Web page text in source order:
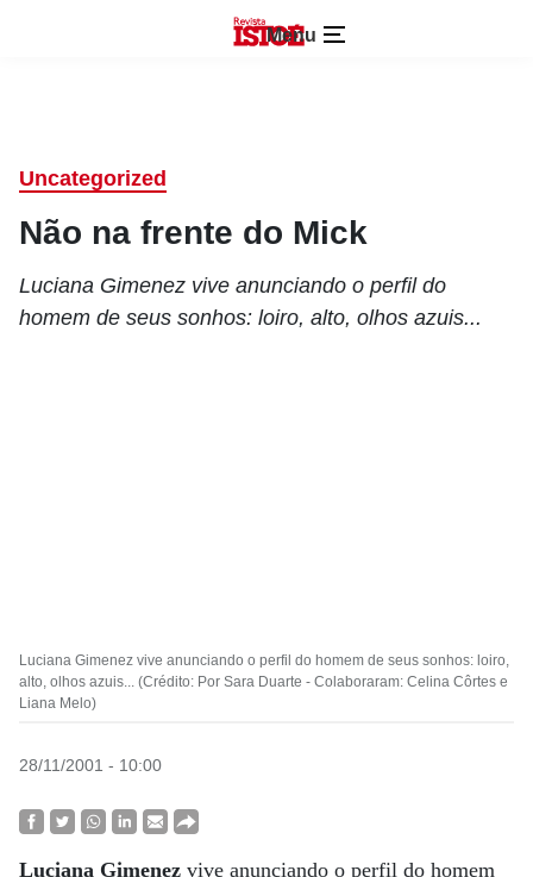
Menu
Uncategorized
Não na frente do Mick
Luciana Gimenez vive anunciando o perfil do
homem de seus sonhos: loiro, alto, olhos azuis...
Luciana Gimenez vive anunciando o perfil do homem de seus sonhos: loiro,
alto, olhos azuis... (Crédito: Por Sara Duarte - Colaboraram: Celina Côrtes e
Liana Melo)
28/11/2001 - 10:00
Luciana Gimenez vive anunciando o perfil do homem